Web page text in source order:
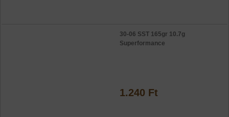
30-06 SST 165gr 10.7g
Superformance
1.240 Ft